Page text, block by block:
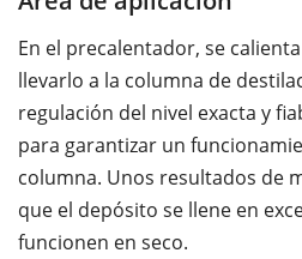
En el precalentador, se
llevarlo a la columna de
regulación del nivel exacta y
para garantizar un
columna. Unos resultados de
que el depósito se llene en
funcionen en seco.